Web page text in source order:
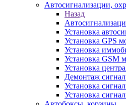
Автосигнализации,
Назад
Установка
Установка GPS
Установка
Установка GSM
Установка
Демонтаж
Установка
Установка